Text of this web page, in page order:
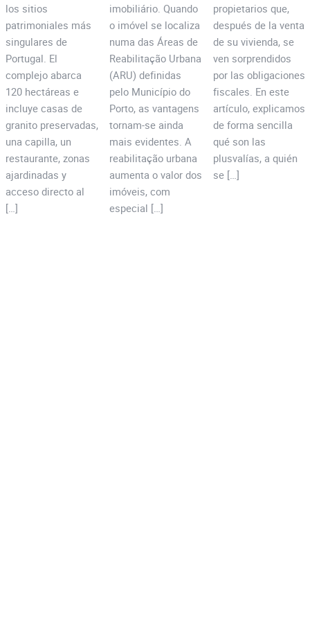
los sitios
patrimoniales más
singulares de
Portugal. El
complejo abarca
120 hectáreas e
incluye casas de
granito preservadas,
una capilla, un
restaurante, zonas
ajardinadas y
acceso directo al
[…]
imobiliário. Quando
o imóvel se localiza
numa das Áreas de
Reabilitação Urbana
(ARU) definidas
pelo Município do
Porto, as vantagens
tornam-se ainda
mais evidentes. A
reabilitação urbana
aumenta o valor dos
imóveis, com
especial […]
propietarios que,
después de la venta
de su vivienda, se
ven sorprendidos
por las obligaciones
fiscales. En este
artículo, explicamos
de forma sencilla
qué son las
plusvalías, a quién
se […]